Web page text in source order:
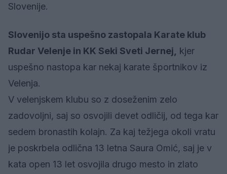
Slovenije.
Slovenijo sta uspešno zastopala Karate klub
Rudar Velenje in KK Seki Sveti Jernej,
kjer
uspešno nastopa kar nekaj karate športnikov iz
Velenja.
V velenjskem klubu so z doseženim zelo
zadovoljni, saj so osvojili devet odličij, od tega kar
sedem bronastih kolajn. Za kaj težjega okoli vratu
je poskrbela odlična 13 letna Saura Omić, saj je v
kata open 13 let osvojila drugo mesto in zlato